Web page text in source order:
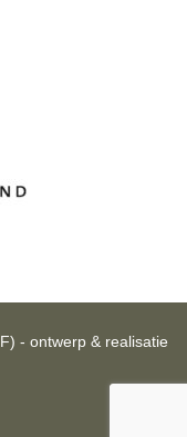
- ontwerp & realisatie